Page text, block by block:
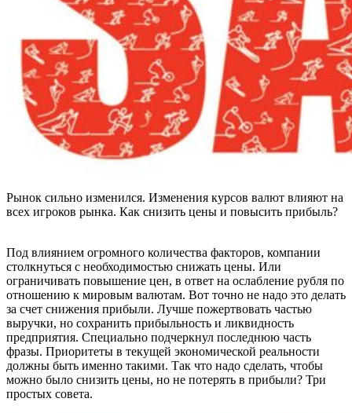
Рынок сильно изменился. Изменения курсов валют влияют на
всех игроков рынка. Как снизить цены и повысить прибыль?
Под влиянием огромного количества факторов, компании
столкнуться с необходимостью снижать цены. Или
ограничивать повышение цен, в ответ на ослабление рубля по
отношению к мировым валютам. Вот точно не надо это делать
за счет снижения прибыли. Лучше пожертвовать частью
выручки, но сохранить прибыльность и ликвидность
предприятия. Специально подчеркнул последнюю часть
фразы. Приоритеты в текущей экономической реальности
должны быть именно такими. Так что надо сделать, чтобы
можно было снизить цены, но не потерять в прибыли? Три
простых совета.